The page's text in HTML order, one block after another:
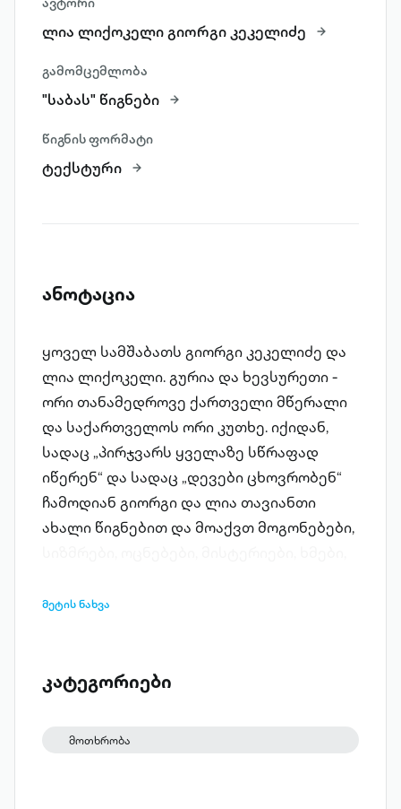
ლია ლიქოკელი გიორგი კეკელიძე
გამომცემლობა
"საბას" წიგნები
წიგნის ფორმატი
ტექსტური
ანოტაცია
ყოველ სამშაბათს გიორგი კეკელიძე და
ლია ლიქოკელი. გურია და ხევსურეთი -
ორი თანამედროვე ქართველი მწერალი
და საქართველოს ორი კუთხე. იქიდან,
სადაც „პირჯვარს ყველაზე სწრაფად
იწერენ“ და სადაც „დევები ცხოვრობენ“
ჩამოდიან გიორგი და ლია თავიანთი
ახალი წიგნებით და მოაქვთ მოგონებები,
სიყვარული... „გურული დღიურები 2“ და
ყველასთვის, ვისაც საქართველოში
მეტის ნახვა
კატეგორიები
მოთხრობა